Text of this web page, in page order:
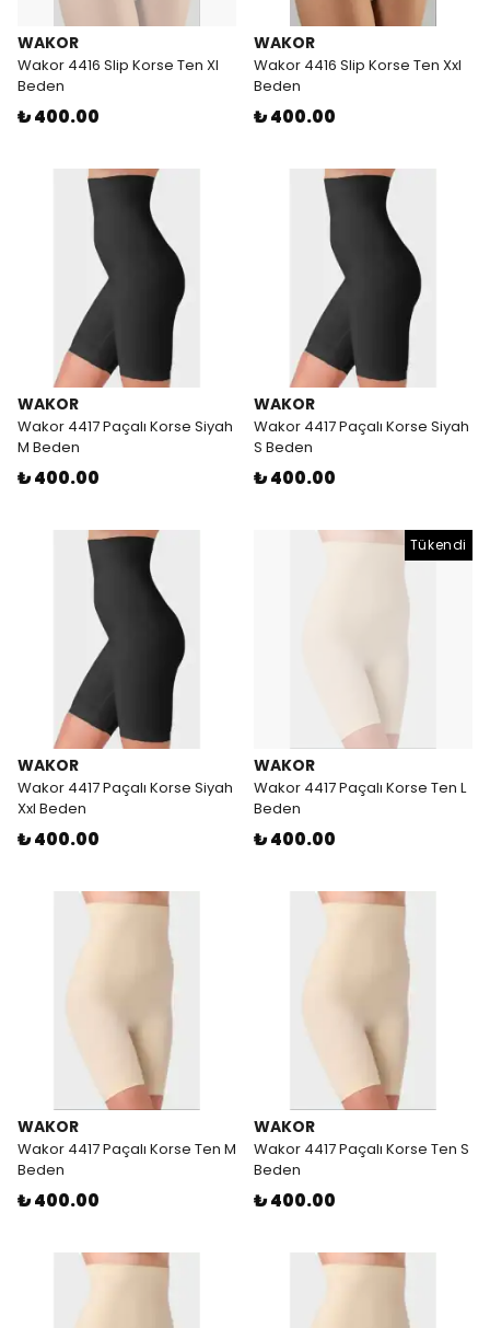
WAKOR
Wakor 4416 Slip Korse Ten Xl
Beden
₺ 400.00
WAKOR
Wakor 4416 Slip Korse Ten Xxl
Beden
₺ 400.00
WAKOR
Wakor 4417 Paçalı Korse Siyah
M Beden
₺ 400.00
WAKOR
Wakor 4417 Paçalı Korse Siyah
S Beden
₺ 400.00
WAKOR
Wakor 4417 Paçalı Korse Siyah
Xxl Beden
₺ 400.00
Tükendi
WAKOR
Wakor 4417 Paçalı Korse Ten L
Beden
₺ 400.00
WAKOR
Wakor 4417 Paçalı Korse Ten M
Beden
₺ 400.00
WAKOR
Wakor 4417 Paçalı Korse Ten S
Beden
₺ 400.00